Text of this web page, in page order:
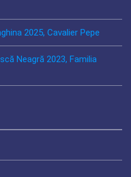
2025, Cavalier Pepe
Neagră 2023, Familia